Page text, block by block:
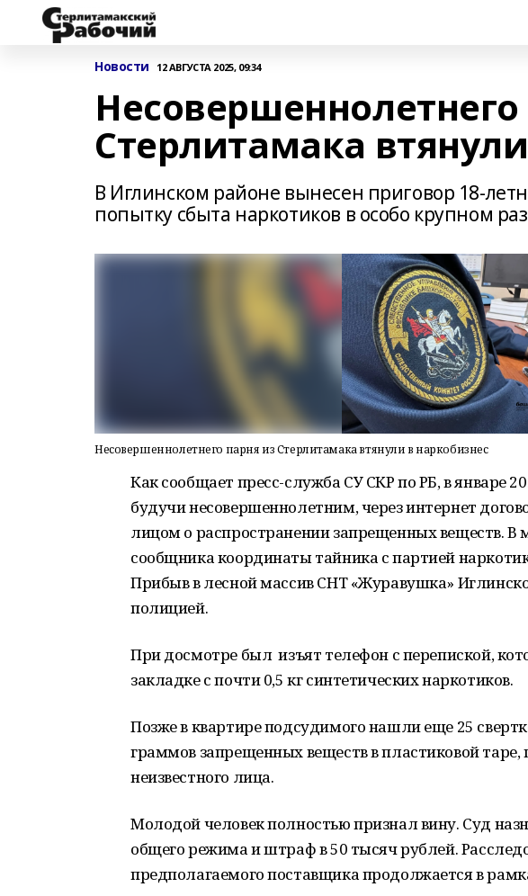
Новости 12 АВГУСТА 2025, 09:34
Стерлитамака
В Иглинском районе вынесен приговор 18-
попытку сбыта наркотиков в особо крупном
Несовершеннолетнего парня из Стерлитамака втянули в наркобизнес
Как сообщает пресс-служба СУ СКР по РБ, в январе
будучи несовершеннолетним, через интернет
лицом о распространении запрещенных веществ. В
сообщника координаты тайника с партией
Прибыв в лесной массив СНТ «Журавушка»
полицией.
При досмотре был изъят телефон с перепиской,
закладке с почти 0,5 кг синтетических наркотиков.
Позже в квартире подсудимого нашли еще 25
граммов запрещенных веществ в пластиковой таре,
неизвестного лица.
Молодой человек полностью признал вину. Суд
общего режима и штраф в 50 тысяч рублей.
предполагаемого поставщика продолжается в